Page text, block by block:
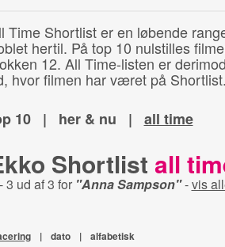
Time Shortlist er en løbende
hertil. På top 10 nulstilles
12. All Time-listen er
hvor filmen har været på Shortlist.
10
| her & nu | all time
Shortlist all
3 ud af 3 for "Anna Sampson"-vis
| dato | alfabetisk